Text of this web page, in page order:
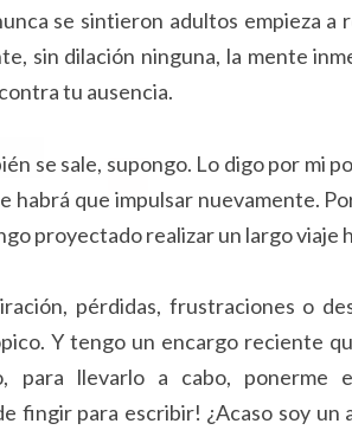
se sintieron adultos empieza a
sin dilación ninguna, la mente
tu ausencia.
se sale, supongo. Lo digo por mi
habrá que impulsar nuevamente.
proyectado realizar un largo viaje
pérdidas, frustraciones o
Y tengo un encargo reciente
para llevarlo a cabo, ponerme
fingir para escribir! ¿Acaso soy un